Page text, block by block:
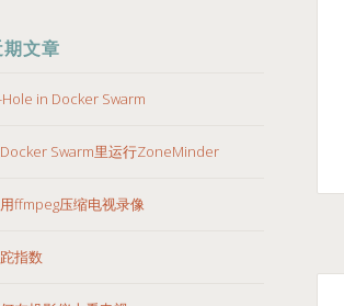
期文章
Hole in Docker Swarm
Swarm里运行ZoneMinder
ffmpeg压缩电视录像
指数